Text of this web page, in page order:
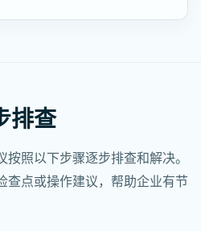
排查
照以下步骤逐步排查和解决。
查点或操作建议，帮助企业有节